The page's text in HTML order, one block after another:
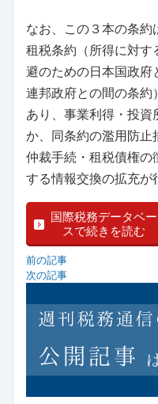
なお、この３本の条
租税条約（所得に対す
避のための日本国政府
連邦政府との間の条約
あり、事業利得・投資
か、同条約の濫用防止
仲裁手続・租税債権の
する情報交換の拡充が
国際税務データベー
スで続きを読む
前の記事
次の記事